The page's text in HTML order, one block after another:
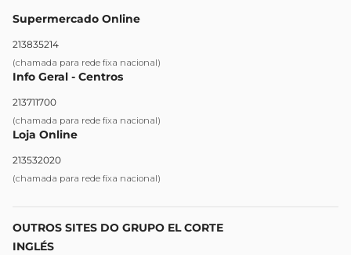
Supermercado Online
213835214
(chamada para rede fixa nacional)
Info Geral - Centros
213711700
(chamada para rede fixa nacional)
Loja Online
213532020
(chamada para rede fixa nacional)
OUTROS SITES DO GRUPO EL CORTE
INGLÉS